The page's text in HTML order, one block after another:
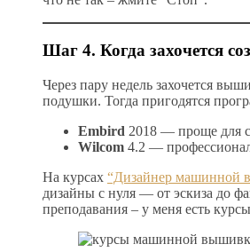
Шаг 4. Когда захочется
Через пару недель захочется
подушки. Тогда пригодятся
Embird 2018 — проще для
Wilcom 4.2 —
На курсах “Дизайнер машинной
дизайны с нуля — от эскиза до
преподавания – у меня есть